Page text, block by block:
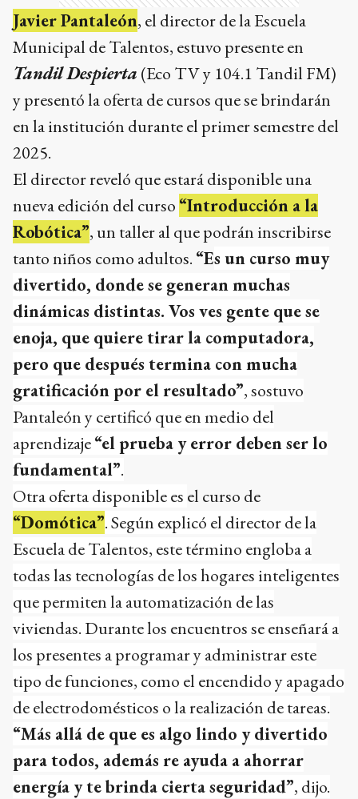
Javier Pantaleón, el director de la Escuela
Municipal de Talentos, estuvo presente en
Tandil Despierta (Eco TV y 104.1 Tandil FM)
y presentó la oferta de cursos que se brindarán
en la institución durante el primer semestre del
2025.
El director reveló que estará disponible una
nueva edición del curso “Introducción a la
Robótica”, un taller al que podrán inscribirse
tanto niños como adultos. “Es un curso muy
divertido, donde se generan muchas
dinámicas distintas. Vos ves gente que se
enoja, que quiere tirar la computadora,
pero que después termina con mucha
gratificación por el resultado”, sostuvo
Pantaleón y certificó que en medio del
aprendizaje“el prueba y error deben ser lo
fundamental”.
Otra oferta disponible es el curso de
“Domótica”. Según explicó el director de la
Escuela de Talentos, este término engloba a
todas las tecnologías de los hogares inteligentes
que permiten la automatización de las
viviendas. Durante los encuentros se enseñará a
los presentes a programar y administrar este
tipo de funciones, como el encendido y apagado
de electrodomésticos o la realización de tareas.
“Más allá de que es algo lindo y divertido
para todos, además re ayuda a ahorrar
energía y te brinda cierta seguridad”, dijo.